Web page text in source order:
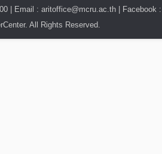
| Email : aritoffice@mcru.ac.th | Facebook
All Rights Reserved.